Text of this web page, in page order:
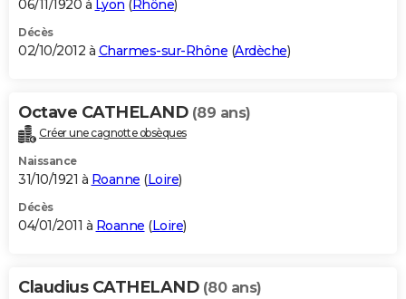
06/11/1920 à Lyon ( Rhône)
Décès
02/10/2012 à Charmes-sur-Rhône (Ardèche)
Octave CATHELAND (89 ans)
Créer une cagnotte obsèques
Naissance
31/10/1921 à Roanne (Loire)
Décès
04/01/2011 à Roanne (Loire)
Claudius CATHELAND (80 ans)